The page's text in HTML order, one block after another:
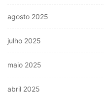
agosto 2025
julho 2025
maio 2025
abril 2025